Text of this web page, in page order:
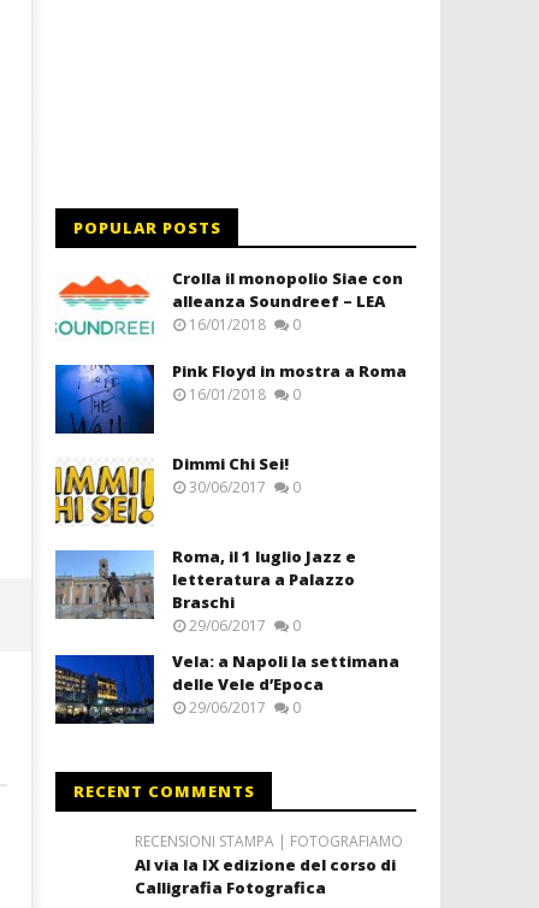
POPULAR POSTS
Crolla il monopolio Siae con
alleanza Soundreef – LEA
16/01/2018 0
Pink Floyd in mostra a Roma
16/01/2018 0
Dimmi Chi Sei!
30/06/2017 0
Roma, il 1 luglio Jazz e
letteratura a Palazzo
Braschi
29/06/2017 0
Vela: a Napoli la settimana
delle Vele d’Epoca
29/06/2017 0
RECENT COMMENTS
RECENSIONI STAMPA | FOTOGRAFIAMO
Al via la IX edizione del corso di
Calligrafia Fotografica